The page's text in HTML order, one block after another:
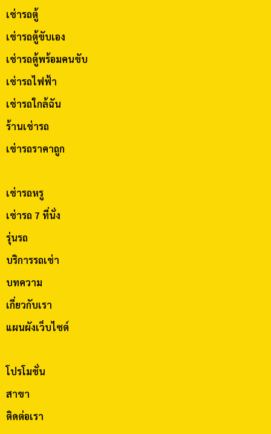
เช่ารถตู้
เช่ารถตู้ขับเอง
เช่ารถตู้พร้อมคนขับ
เช่ารถไฟฟ้า
เช่ารถใกล้ฉัน
ร้านเช่ารถ
เช่ารถราคาถูก
เช่ารถหรู
เช่ารถ 7 ที่นั่ง
รุ่นรถ
บริการรถเช่า
บทความ
เกี่ยวกับเรา
แผนผังเว็บไซต์
โปรโมชั่น
สาขา
ติดต่อเรา